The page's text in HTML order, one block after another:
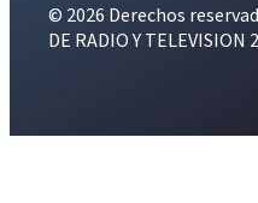
© 2026 Derechos
DE RADIO Y TELEVISION